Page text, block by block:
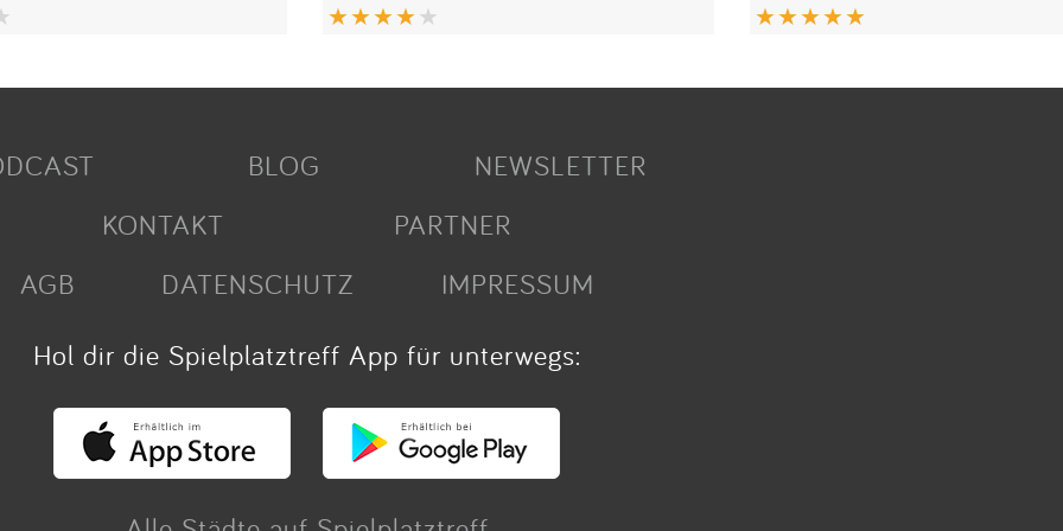
BLOG
NEWSLETTER
KONTAKT
PARTNER
AGB
DATENSCHUTZ
IMPRESSUM
Hol dir die Spielplatztreff App für unterwegs: